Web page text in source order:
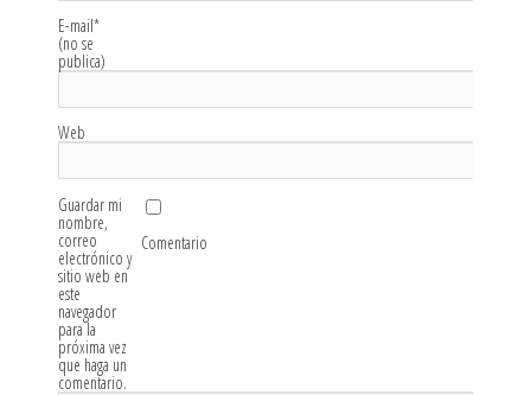
E-mail*
(no se
publica)
Web
Guardar mi
nombre,
correo
electrónico y
sitio web en
este
navegador
para la
próxima vez
que haga un
comentario.
Comentario